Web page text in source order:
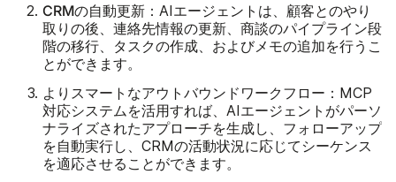
CRMの自動更新 ：AIエージェントは、顧客とのやり
取りの後、連絡先情報の更新、商談のパイプライン段
階の移行、タスクの作成、およびメモの追加を行うこ
とができます。
よりスマートなアウトバウンドワークフロー ：MCP
対応システムを活用すれば、AIエージェントがパーソ
ナライズされたアプローチを生成し、フォローアップ
を自動実行し、CRMの活動状況に応じてシーケンス
を適応させることができます。